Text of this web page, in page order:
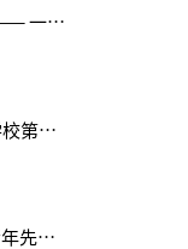
扣好“廉洁扣子” 解开“思想心结” —— 一堂为年轻干部“量身定制”廉洁党课侧记
“赓续文化血脉·共谱团结华章”——学校第十二届民族文化节举办
2026年度中国青年五四奖章暨新时代青年先锋奖主题宣讲活动在我校举办